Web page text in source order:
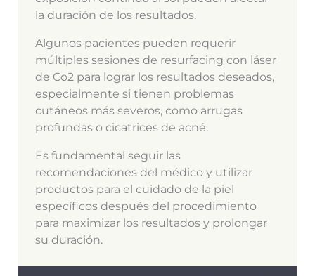
la duración de los resultados.
Algunos pacientes pueden requerir
múltiples sesiones de resurfacing con láser
de Co2 para lograr los resultados deseados,
especialmente si tienen problemas
cutáneos más severos, como arrugas
profundas o cicatrices de acné.
Es fundamental seguir las
recomendaciones del médico y utilizar
productos para el cuidado de la piel
específicos después del procedimiento
para maximizar los resultados y prolongar
su duración.